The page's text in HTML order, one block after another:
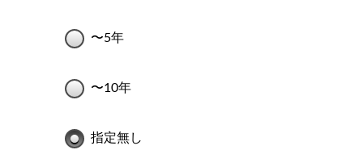
〜5年
〜10年
指定無し